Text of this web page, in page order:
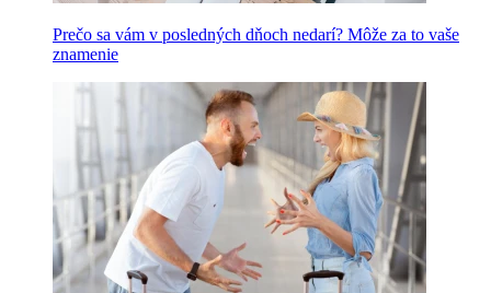
Prečo sa vám v posledných dňoch nedarí? Môže za to vaše
znamenie